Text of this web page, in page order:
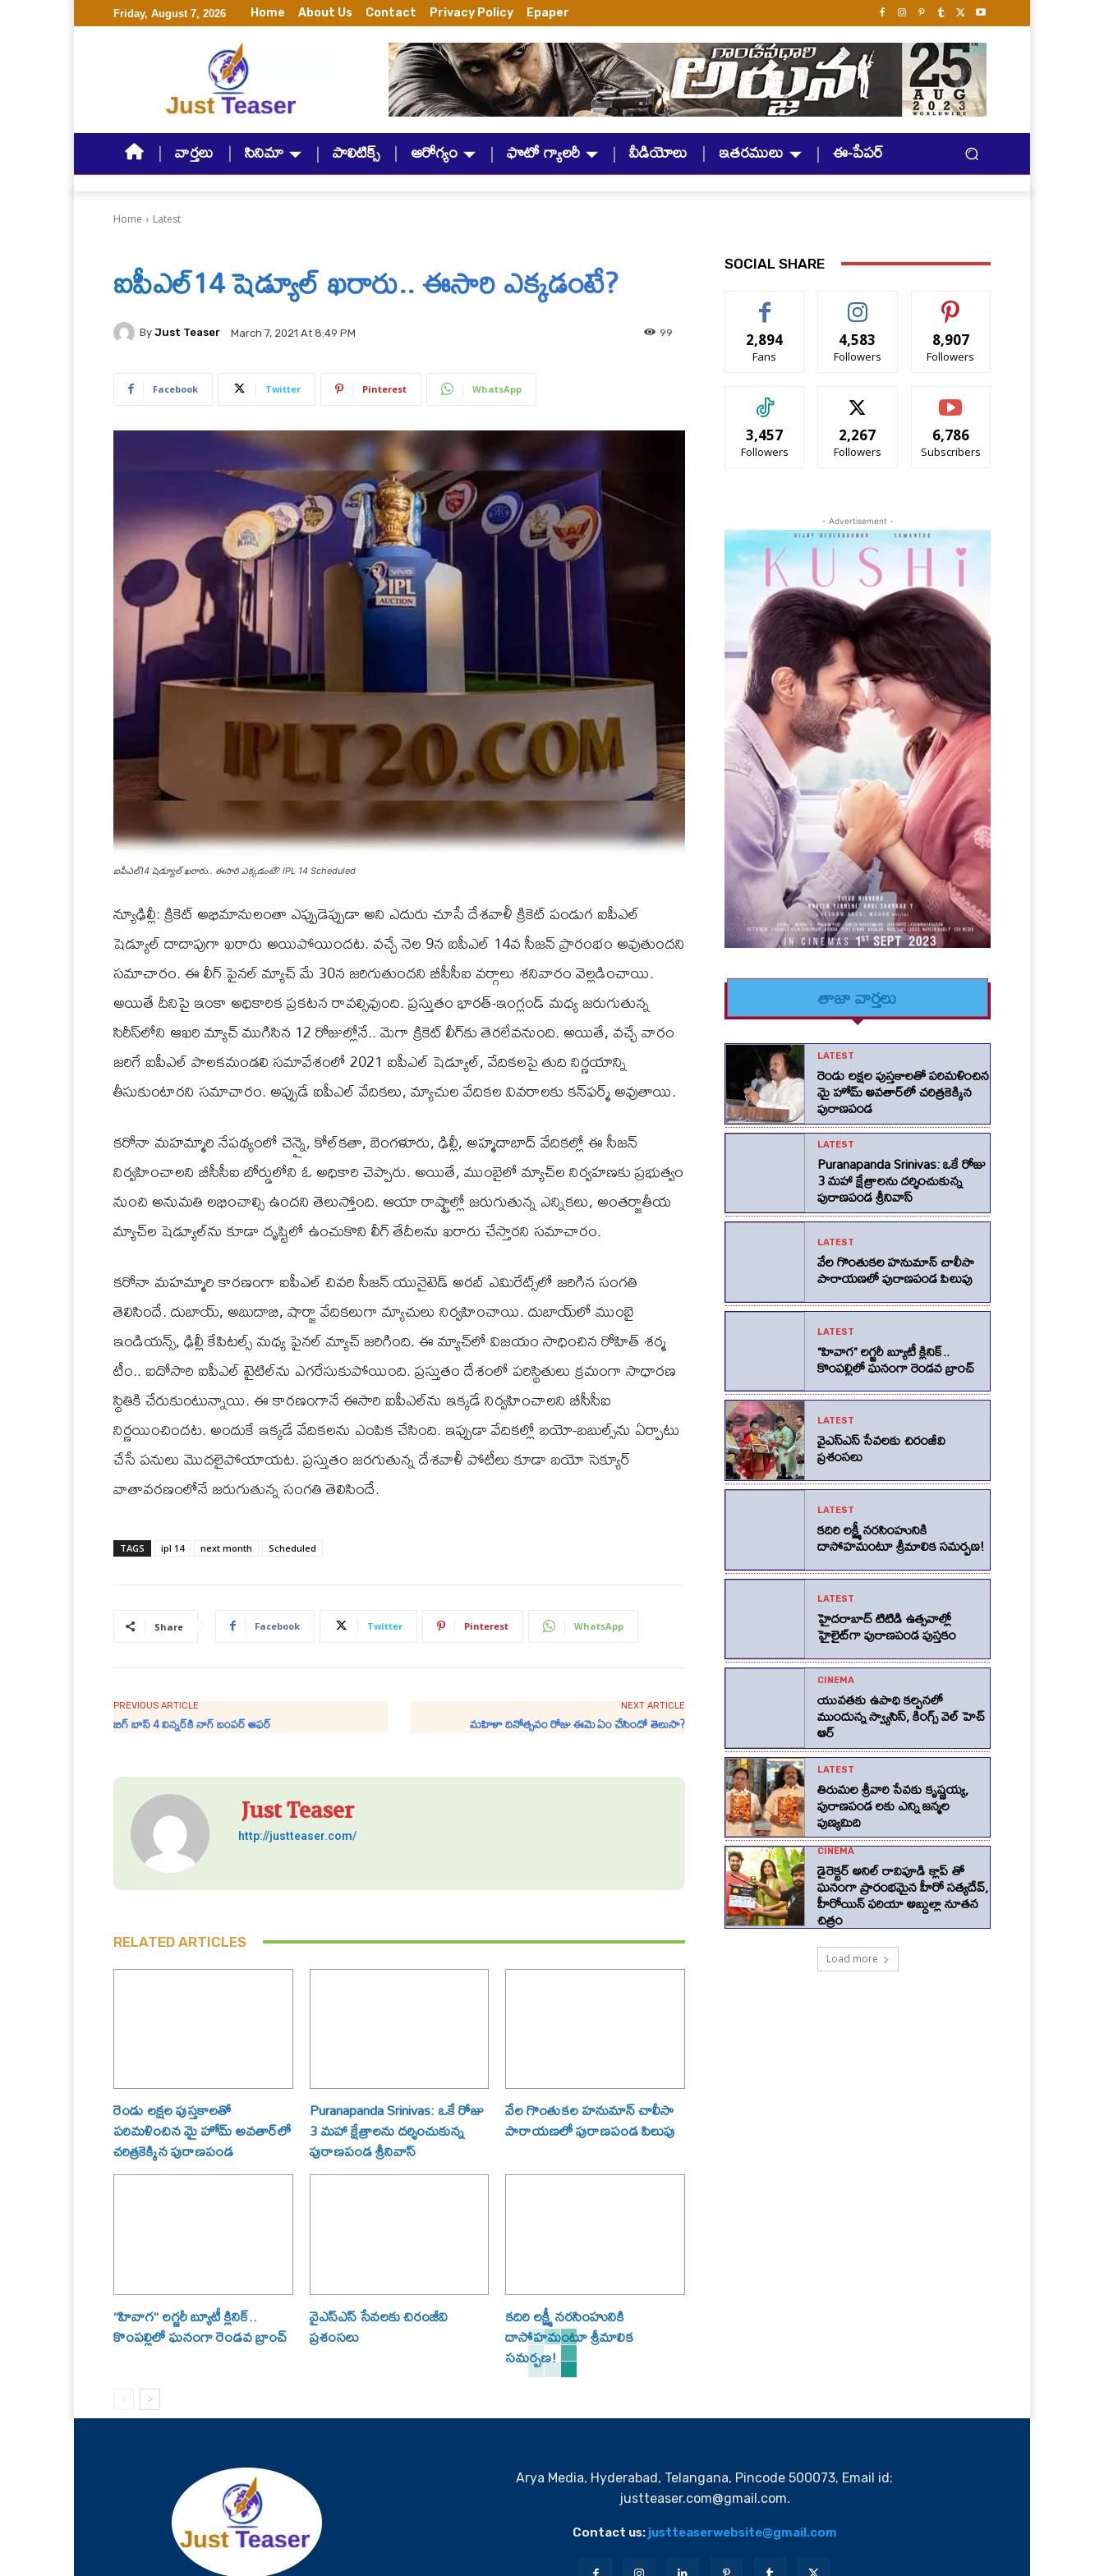
Friday, August 7, 2026 Home About Us Contact Privacy Policy Epaper
వార్తలు సినిమా పాలిటిక్స్ ఆరోగ్యం ఫొటో గ్యాలరీ వీడియోలు ఇతరములు ఈ-పేపర్
Home Latest
ఐపీఎల్14 షెడ్యూల్ ఖరారు.. ఈసారి ఎక్కడంటే?
By Just Teaser March 7, 2021 At 8:49 PM 99
Facebook Twitter Pinterest WhatsApp
ఐపీఎల్14 షెడ్యూల్ ఖరారు.. ఈసారి ఎక్కడంటే? IPL 14 Scheduled
న్యూఢిల్లీ: క్రికెట్ అభిమానులంతా ఎప్పుడెప్పుడా అని ఎదురు చూసే దేశవాళీ క్రికెట్‌ పండుగ ఐపీఎల్‌
షెడ్యూల్‌ దాదాపుగా ఖరారు అయిపోయిందట. వచ్చే నెల 9న ఐపీఎల్‌ 14వ సీజన్ ప్రారంభం అవుతుందని
సమాచారం. ఈ లీగ్ ఫైనల్ మ్యాచ్ మే 30న జరిగుతుందని బీసీసీఐ వర్గాలు శనివారం వెల్లడించాయి.
అయితే దీనిపై ఇంకా అధికారిక ప్రకటన రావల్సివుంది. ప్రస్తుతం భారత్-ఇంగ్లండ్ మధ్య జరుగుతున్న
సిరీస్‌లోని ఆఖరి మ్యాచ్‌ ముగిసిన 12 రోజుల్లోనే.. మెగా క్రికెట్ లీగ్‌కు తెరలేవనుంది. అయితే, వచ్చే వారం
జరిగే ఐపీఎల్‌ పాలకమండలి సమావేశంలో 2021 ఐపీఎల్‌ షెడ్యూల్‌, వేదికలపై తుది నిర్ణయాన్ని
తీసుకుంటారని సమాచారం. అప్పుడే ఐపీఎల్ వేదికలు, మ్యాచుల వేదికల వివరాలకు కన్‌ఫర్మ్ అవుతాయి.
కరోనా మహమ్మారి నేపథ్యంలో చెన్నై, కోల్‌కతా, బెంగళూరు, ఢిల్లీ, అహ్మదాబాద్‌ వేదికల్లో ఈ సీజన్
నిర్వహించాలని బీసీసీఐ బోర్డులోని ఓ అధికారి చెప్పారు. అయితే, ముంబైలో మ్యాచ్‌ల నిర్వహణకు ప్రభుత్వం
నుంచి అనుమతి లభించాల్సి ఉందని తెలుస్తోంది. ఆయా రాష్ట్రాల్లో జరుగుతున్న ఎన్నికలు, అంతర్జాతీయ
మ్యాచ్‌ల షెడ్యూల్‌ను కూడా దృష్టిలో ఉంచుకొని లీగ్‌ తేదీలను ఖరారు చేస్తారని సమాచారం.
కరోనా మహమ్మారి కారణంగా ఐపీఎల్ చివరి సీజన్ యునైటెడ్ అరబ్ ఎమిరేట్స్‌లో జరిగిన సంగతి
తెలిసిందే. దుబాయ్, అబుదాబి, షార్జా వేదికలుగా మ్యాచు‌లు నిర్వహించాయి. దుబాయ్‌లో ముంబై
ఇండియన్స్, ఢిల్లీ కేపిటల్స్ మధ్య ఫైనల్ మ్యాచ్ జరిగింది. ఈ మ్యాచ్‌లో విజయం సాధించిన రోహిత్ శర్మ
టీం.. ఐదోసారి ఐపీఎల్ టైటిల్‌ను ఎగరేసుకుపోయింది. ప్రస్తుతం దేశంలో పరిస్థితులు క్రమంగా సాధారణ
స్థితికి చేరుకుంటున్నాయి. ఈ కారణంగానే ఈసారి ఐపీఎల్‌ను ఇక్కడే నిర్వహించాలని బీసీసీఐ
నిర్ణయించిందట. అందుకే ఇక్కడే వేదికలను ఎంపిక చేసింది. ఇప్పుడా వేదికల్లో బయో-బబుల్స్‌ను ఏర్పాటు
చేసే పనులు మొదలైపోయాయట. ప్రస్తుతం జరగుతున్న దేశవాళీ పోటీలు కూడా బయో సెక్యూర్
వాతావరణంలోనే జరుగుతున్న సంగతి తెలిసిందే.
TAGS ipl 14 next month Scheduled
Share Facebook Twitter Pinterest WhatsApp
PREVIOUS ARTICLE
బిగ్‌ బాస్‌ 4 విన్నర్‌కి నాగ్‌ బంపర్‌ ఆఫర్‌
NEXT ARTICLE
మహిళా దినోత్సవం రోజు ఈమె ఏం చేసిందో తెలుసా?
Just Teaser
http://justteaser.com/
RELATED ARTICLES
రెండు లక్షల పుస్తకాలతో
పరిమళించిన మై హోమ్ అవతార్‌లో
చరిత్రకెక్కిన పురాణపండ
Puranapanda Srinivas: ఒకే రోజు
3 మహా క్షేత్రాలను దర్శించుకున్న
పురాణపండ శ్రీనివాస్
వేల గొంతుకల హనుమాన్ చాలీసా
పారాయణలో పురాణపండ పిలుపు
“హివాగ” లగ్జరీ బ్యూటీ క్లినిక్..
కొంపల్లిలో ఘనంగా రెండవ బ్రాంచ్
వైఎస్ఎస్ సేవలకు చిరంజీవి
ప్రశంసలు
కదిరి లక్ష్మీ నరసింహునికి
దాసోహమంటూ శ్రీమాలిక
సమర్పణ!
SOCIAL SHARE
2,894
Fans
4,583
Followers
8,907
Followers
3,457
Followers
2,267
Followers
6,786
Subscribers
- Advertisement -
తాజా వార్తలు
LATEST
రెండు లక్షల పుస్తకాలతో పరిమళించిన
మై హోమ్ అవతార్‌లో చరిత్రకెక్కిన
పురాణపండ
LATEST
Puranapanda Srinivas: ఒకే రోజు
3 మహా క్షేత్రాలను దర్శించుకున్న
పురాణపండ శ్రీనివాస్
LATEST
వేల గొంతుకల హనుమాన్ చాలీసా
పారాయణలో పురాణపండ పిలుపు
LATEST
“హివాగ” లగ్జరీ బ్యూటీ క్లినిక్..
కొంపల్లిలో ఘనంగా రెండవ బ్రాంచ్
LATEST
వైఎస్ఎస్ సేవలకు చిరంజీవి
ప్రశంసలు
LATEST
కదిరి లక్ష్మీ నరసింహునికి
దాసోహమంటూ శ్రీమాలిక సమర్పణ!
LATEST
హైదరాబాద్ టిటిడి ఉత్సవాల్లో
హైలైట్‌గా పురాణపండ పుస్తకం
CINEMA
యువతకు ఉపాధి కల్పనలో
ముందున్న స్వ్యాసిస్, కింగ్స్‌ వెల్‌ హెచ్‌
ఆర్‌
LATEST
తిరుమల శ్రీవారి సేవకు కృష్ణయ్య,
పురాణపండ లకు ఎన్ని జన్మల
పుణ్యమిది
CINEMA
డైరెక్టర్ అనిల్ రావిపూడి క్లాప్ తో
ఘనంగా ప్రారంభమైన హీరో సత్యదేవ్,
హీరోయిన్ ఫరియా అబ్దుల్లా నూతన
చిత్రం
Load more
Arya Media, Hyderabad, Telangana, Pincode 500073, Email id:
justteaser.com@gmail.com.
Contact us: justteaserwebsite@gmail.com